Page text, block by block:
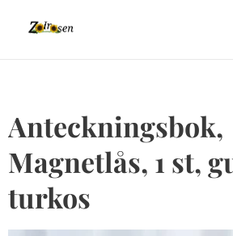
Anteckningsbok,
Magnetlås, 1 st,
turkos